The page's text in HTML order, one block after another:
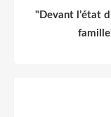
"Devant l’état